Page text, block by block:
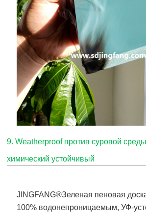
9. Weatherproof против суровой
химический устойчивый
JINGFANG®Зеленая пеновая
100% водонепроницаемым, УФ-